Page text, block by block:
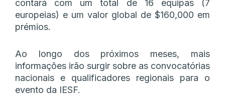
contará com um total de 16 equipas (7
europeias) e um valor global de $160,000 em
prémios.
Ao longo dos próximos meses, mais
informações irão surgir sobre as convocatórias
nacionais e qualificadores regionais para o
evento da IESF.